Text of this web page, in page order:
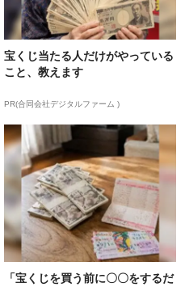
宝くじ当たる人だけがやっている
こと、教えます
PR(合同会社デジタルファーム )
「宝くじを買う前に〇〇をするだ